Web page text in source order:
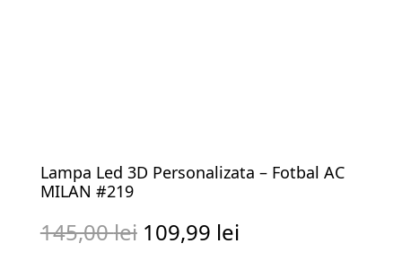
Lampa Led 3D Personalizata – Fotbal AC
MILAN #219
145,00lei Prețul
109,99 leiPrețul